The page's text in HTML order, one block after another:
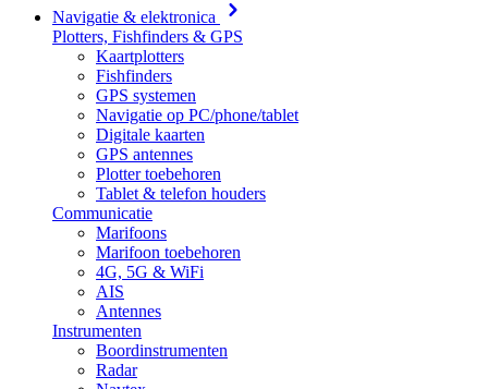
Navigatie & elektronica
Plotters, Fishfinders & GPS
Kaartplotters
Fishfinders
GPS systemen
Navigatie op PC/phone/tablet
Digitale kaarten
GPS antennes
Plotter toebehoren
Tablet & telefon houders
Communicatie
Marifoons
Marifoon toebehoren
4G, 5G & WiFi
AIS
Antennes
Instrumenten
Boordinstrumenten
Radar